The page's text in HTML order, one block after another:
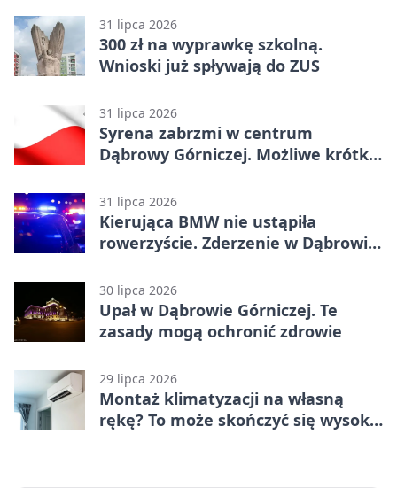
31 lipca 2026
300 zł na wyprawkę szkolną.
Wnioski już spływają do ZUS
31 lipca 2026
Syrena zabrzmi w centrum
Dąbrowy Górniczej. Możliwe krótkie
31 lipca 2026
Kierująca BMW nie ustąpiła
rowerzyście. Zderzenie w Dąbrowie
30 lipca 2026
Upał w Dąbrowie Górniczej. Te
zasady mogą ochronić zdrowie
29 lipca 2026
Montaż klimatyzacji na własną
rękę? To może skończyć się wysoką